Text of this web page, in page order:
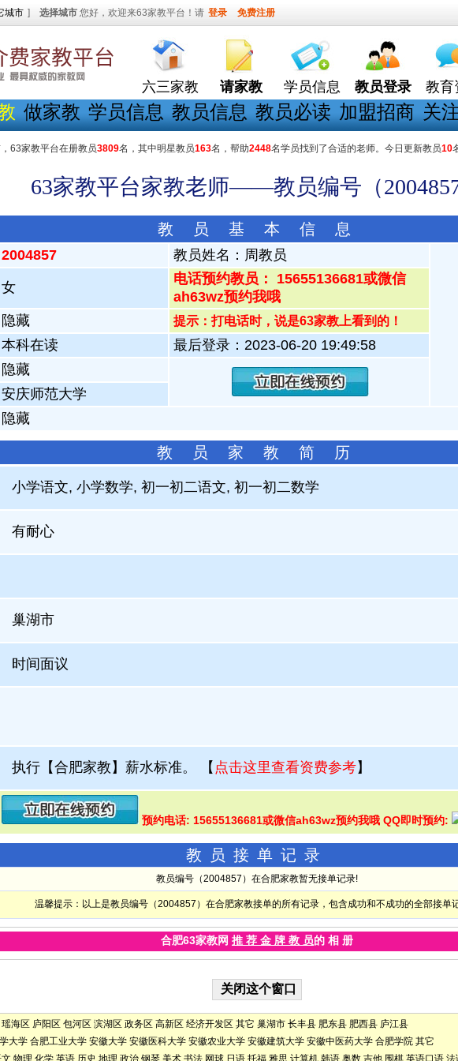
城市 ] 选择城市 您好，欢迎来63家教平台！请 登录 免费注册
六三家教 请家教 学员信息 教员登录 教育
做家教 学员信息 教员信息 教员必读 加盟招商 关
，63家教平台在册教员3809名，其中明星教员163名，帮助2448名学员找到了合适的老师。今日更新教员10
63家教平台家教老师——教员编号（2004857
教 员 基 本 信 息
2004857 教员姓名： 周教员
女
电话预约教员： 15655136681或微信
ah63wz预约我哦
隐藏 提示：打电话时，说是63家教上看到的！
本科在读
最后登录：2023-06-20 19:49:58
隐藏
安庆师范大学
隐藏
教 员 家 教 简 历
小学语文, 小学数学, 初一初二语文, 初一初二数学
有耐心
巢湖市
时间面议
执行【合肥家教】薪水标准。 【 点击这里查看资费参考】
预约电话: 15655136681或微信ah63wz预约我哦 QQ即时预约:
教员接单记录
教员编号（2004857）在合肥家教暂无接单记录!
温馨提示：以上是教员编号（2004857）在合肥家教接单的所有记录，包含成功和不成功的全部接单记
合肥63家教网 推 荐 金 牌 教 员的 相 册
瑶海区 庐阳区 包河区 滨湖区 政务区 高新区 经济开发区 其它 巢湖市 长丰县 肥东县 肥西县 庐江县
大学 合肥工业大学 安徽大学 安徽医科大学 安徽农业大学 安徽建筑大学 安徽中医药大学 合肥学院 其它
物理 化学 英语 历史 地理 政治 钢琴 美术 书法 网球 日语 托福 雅思 计算机 韩语 奥数 吉他 围棋 英语口语 法